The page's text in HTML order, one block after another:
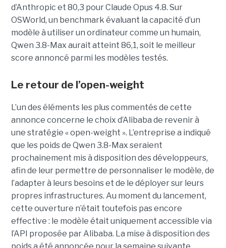
d’Anthropic et 80,3 pour Claude Opus 4.8. Sur
OSWorld, un benchmark évaluant la capacité d’un
modèle à utiliser un ordinateur comme un humain,
Qwen 3.8-Max aurait atteint 86,1, soit le meilleur
score annoncé parmi les modèles testés.
Le retour de l’open-weight
L’un des éléments les plus commentés de cette
annonce concerne le choix d’Alibaba de revenir à
une stratégie « open-weight ». L’entreprise a indiqué
que les poids de Qwen 3.8-Max seraient
prochainement mis à disposition des développeurs,
afin de leur permettre de personnaliser le modèle, de
l’adapter à leurs besoins et de le déployer sur leurs
propres infrastructures. Au moment du lancement,
cette ouverture n’était toutefois pas encore
effective : le modèle était uniquement accessible via
l’API proposée par Alibaba. La mise à disposition des